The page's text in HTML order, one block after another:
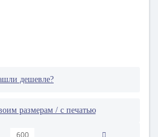
дешевле?
размерам / с печатью